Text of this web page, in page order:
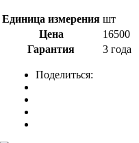
Единица измерения шт
Цена
16500
Гарантия
3 года
Поделиться: